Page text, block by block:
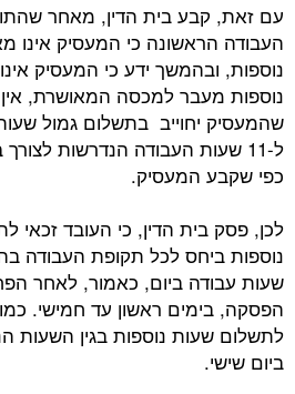
עם זאת, קבע בית הדין, מאחר
העבודה הראשונה כי המעסיק אינו
נוספות, ובהמשך ידע כי המעסיק
נוספות מעבר למכסה המאושרת,
שהמעסיק יחוייב בתשלום גמול
ל-11 שעות העבודה הנדרשות
כפי שקבע המעסיק.
לכן, פסק בית הדין, כי העובד זכאי
הפסקה, בימים ראשון עד חמישי.
לתשלום שעות נוספות בגין השעות
ביום שישי.